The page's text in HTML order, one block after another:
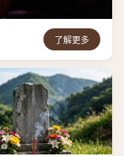
了解更多